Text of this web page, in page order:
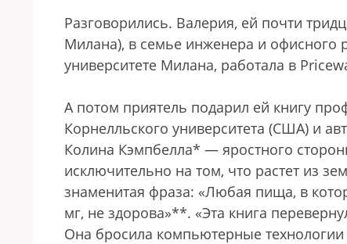
Разговорились. Валерия, ей почти
Милана), в семье инженера и офисного
университете Милана, работала в
А потом приятель подарил ей книгу
Корнелльского университета (США) и
Колина Кэмпбелла* — яростного
исключительно на том, что растет из
знаменитая фраза: «Любая пища, в
мг, не здорова»**. «Эта книга
Она бросила компьютерные